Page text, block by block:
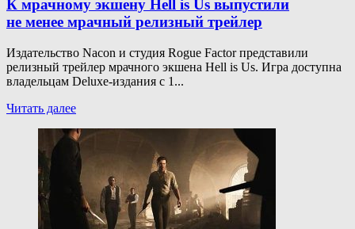
23:1
К мрачному экшену Hell is Us выпустили
не менее мрачный релизный трейлер
Издательство Nacon и студия Rogue Factor представили
релизный трейлер мрачного экшена Hell is Us. Игра доступна
владельцам Deluxe-издания с 1...
Читать далееПрочитать
о
К мрачному
экшену
Hell
is Us выпустили
не менее
мрачный